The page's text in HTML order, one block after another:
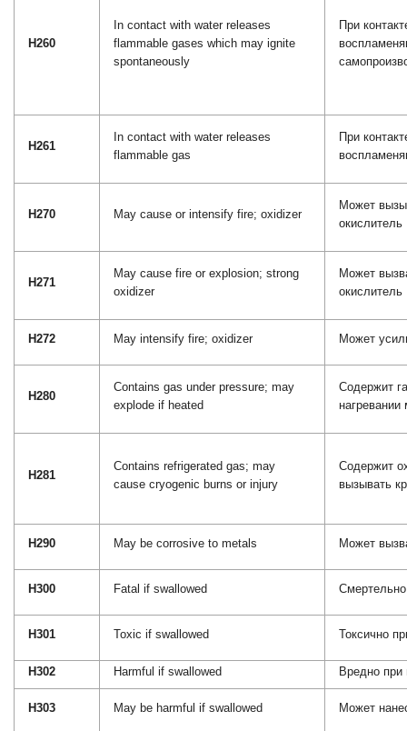
H260
In contact with water releases
flammable gases which may ignite
spontaneously
При
H261
In contact with water releases
flammable gas
При
H270 May cause or intensify fire; oxidizer
Может
окислитель
H271
May cause fire or explosion; strong
oxidizer
Может
окислитель
H272 May intensify fire; oxidizer Может
H280
Contains gas under pressure; may
explode if heated
Содержит
нагревании
H281
Contains refrigerated gas; may
cause cryogenic burns or injury
Содержит
вызывать
H290 May be corrosive to metals Может
H300 Fatal if swallowed
H301 Toxic if swallowed Токсично
H302 Harmful if swallowed Вредно при
H303 May be harmful if swallowed Может